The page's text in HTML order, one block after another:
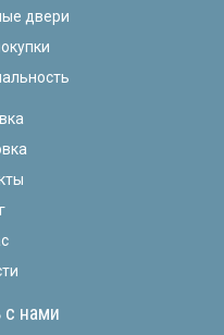
двери
с нами